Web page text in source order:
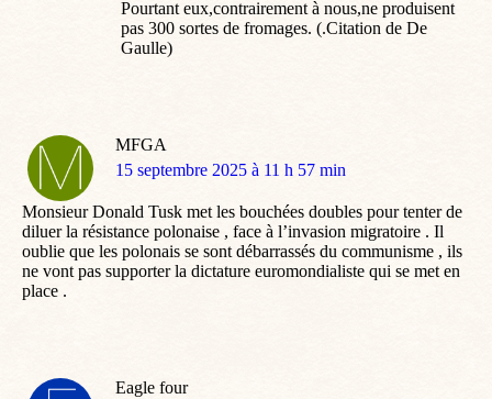
Pourtant eux,contrairement à nous,ne produisent
pas 300 sortes de fromages. (.Citation de De
Gaulle)
MFGA
dit
15 septembre 2025 à 11 h 57 min
Monsieur Donald Tusk met les bouchées doubles pour tenter de
diluer la résistance polonaise , face à l’invasion migratoire . Il
oublie que les polonais se sont débarrassés du communisme , ils
ne vont pas supporter la dictature euromondialiste qui se met en
place .
Eagle four